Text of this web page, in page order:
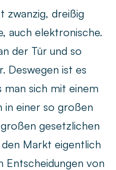
zwanzig, dreißig
auch elektronische.
der Tür und so
Deswegen ist es
man sich mit einem
in einer so großen
gesetzlichen
Markt eigentlich
Entscheidungen von